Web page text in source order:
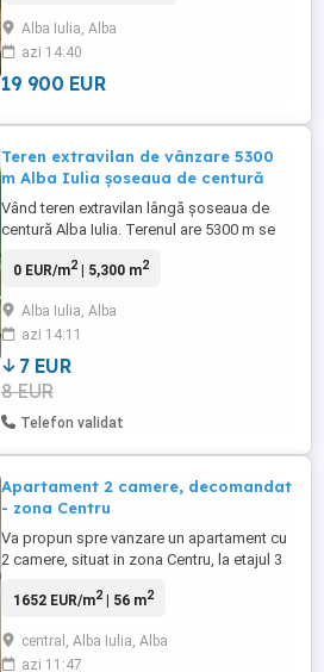
natural atractiv. Zona este în dezvoltare și
prezintă potențial turistic, în apropiere
existând mai multe cabane ...
Alba Iulia, Alba
azi 14:40
19 900 EUR
Teren extravilan de vânzare 5300
m Alba Iulia șoseaua de centură
Vând teren extravilan lângă șoseaua de
centură Alba Iulia. Terenul are 5300 m se
trecerea peste calea ferată de pe șoseaua
la un drum agricol și o lungime
aproximativă de 170 metri.
0 EUR/m2| 5,300 m2
Alba Iulia, Alba
azi 14:11
7 EUR
8 EUR
Telefon validat
Apartament 2 camere, decomandat
- zona Centru
Va propun spre vanzare un apartament cu
2 camere, situat in zona Centru, la etajul 3
o suprafata utila de 56mp si beneficiaza
luminoasa. Compartimentare: Living
spatios, dormitor, bucatarie, baie, hol,
1652 EUR/m2| 56 m2
central, Alba Iulia, Alba
azi 11:47